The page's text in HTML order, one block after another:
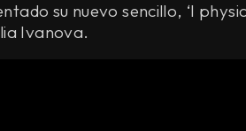
su nuevo sencillo, ‘I
Ivanova.